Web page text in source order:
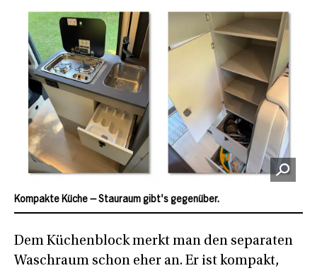
Kompakte Küche – Stauraum gibt's gegenüber.
Dem Küchenblock merkt man den separaten
Waschraum schon eher an. Er ist kompakt,